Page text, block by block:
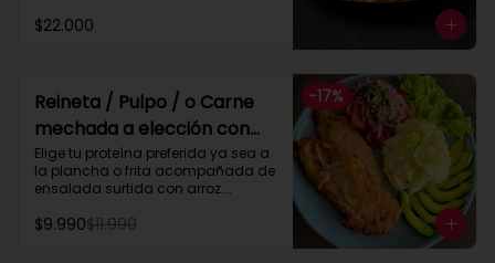
$22.000
-17%
Reineta / Pulpo / o Carne
mechada a elección con
ensalada surtida y arroz
Elige tu proteína preferida ya sea a
la plancha o frita acompañada de
ensalada surtida con arroz.
_ Reineta frita o plancha
$9.990$11.990